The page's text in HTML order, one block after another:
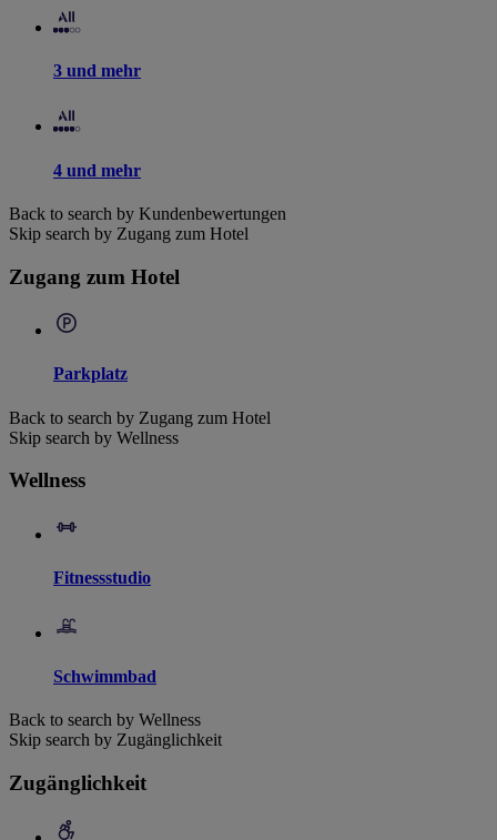
3 und mehr
4 und mehr
Back to search by Kundenbewertungen
Skip search by Zugang zum Hotel
Zugang zum Hotel
Parkplatz
Back to search by Zugang zum Hotel
Skip search by Wellness
Wellness
Fitnessstudio
Schwimmbad
Back to search by Wellness
Skip search by Zugänglichkeit
Zugänglichkeit